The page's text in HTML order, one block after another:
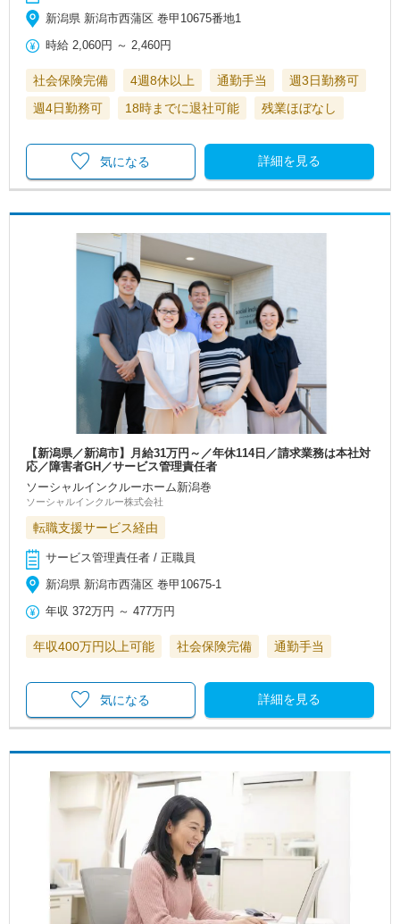
新潟県 新潟市西蒲区 巻甲10675番地1
時給 2,060円 ～2,460円
社会保険完備 4週8休以上 通勤手当
週3日勤務可
週4日勤務可
18時までに退社可能 残業ほぼなし
詳細を見る
気になる
【新潟県／新潟市】月給31万円～／年休114日／請求業務は本社対
応／障害者GH／サービス管理責任者
ソーシャルインクルーホーム新潟巻
ソーシャルインクルー株式会社
転職支援サービス経由
サービス管理責任者 / 正職員
新潟県 新潟市西蒲区 巻甲10675-1
年収 372万円 ～477万円
年収400万円以上可能 社会保険完備 通勤手当
詳細を見る
気になる